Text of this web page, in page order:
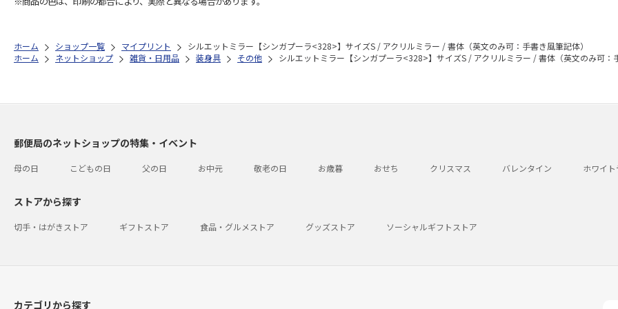
ホーム ショップ一覧 マイプリント
シルエットミラー【シンガプーラ<328>】サイズS / アクリルミラー / 書体（英文のみ可：手書き風筆記体）
ホーム
ネットショップ 雑貨・日用品 装身具 その他 シルエットミラー【シンガプーラ<328>】サイズS / アクリルミラー / 書体（英文のみ可：
郵便局のネットショップの特集・イベント
母の日 こどもの日 父の日 お中元 敬老の日 お歳暮 おせち クリスマス バレンタイン ホワイト
ストアから探す
切手・はがきストア ギフトストア 食品・グルメストア グッズストア ソーシャルギフトストア
カテゴリから探す